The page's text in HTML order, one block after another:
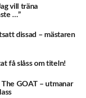
vill träna
…”
dissad – mästaren
få slåss om titeln!
GOAT – utmanar